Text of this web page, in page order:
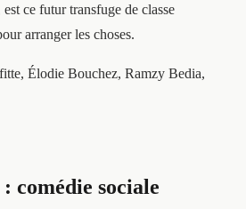
est ce futur transfuge de classe
arranger les choses.
Élodie Bouchez, Ramzy Bedia,
comédie sociale